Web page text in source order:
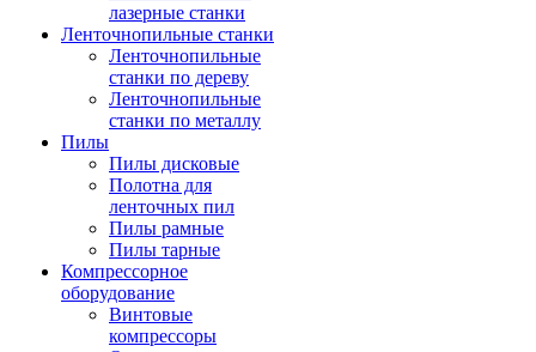
лазерные станки
Ленточнопильные станки
Ленточнопильные
станки по дереву
Ленточнопильные
станки по металлу
Пилы
Пилы дисковые
Полотна для
ленточных пил
Пилы рамные
Пилы тарные
Компрессорное
оборудование
Винтовые
компрессоры